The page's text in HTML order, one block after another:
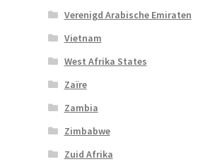
Verenigd Arabische Emiraten
Vietnam
West Afrika States
Zaïre
Zambia
Zimbabwe
Zuid Afrika